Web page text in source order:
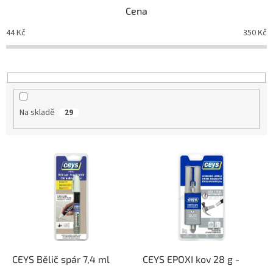
o
d
k
t
Cena
44Kč 350Kč
Na skladě 29
CEYS Bělič spár 7,4 ml
CEYS EPOXI kov 28 g -